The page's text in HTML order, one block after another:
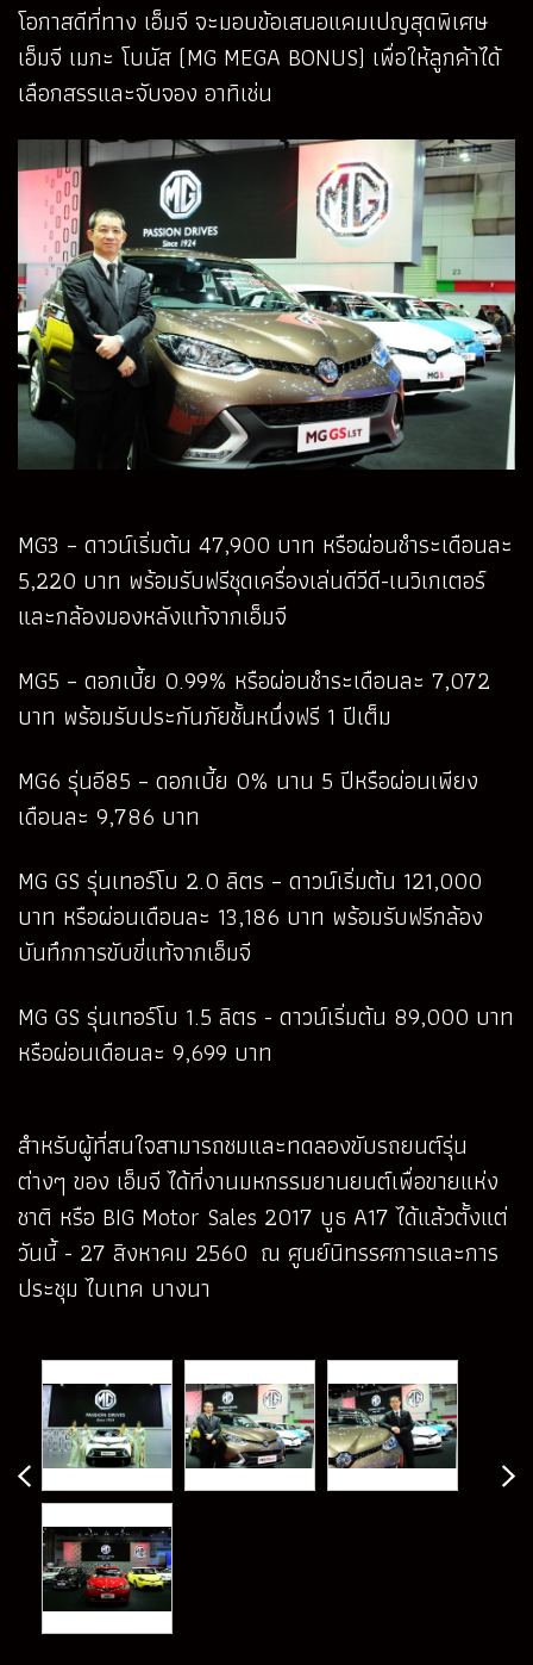
โอกาสดีที่ทาง เอ็มจี จะมอบข้อเสนอแคมเปญสุดพิเศษ
เอ็มจี เมกะ โบนัส (MG MEGA BONUS) เพื่อให้ลูกค้าได้
เลือกสรรและจับจอง อาทิเช่น
MG3 – ดาวน์เริ่มต้น 47,900 บาท หรือผ่อนชำระเดือนละ
5,220 บาท พร้อมรับฟรีชุดเครื่องเล่นดีวีดี-เนวิเกเตอร์
และกล้องมองหลังแท้จากเอ็มจี
MG5 – ดอกเบี้ย 0.99% หรือผ่อนชำระเดือนละ 7,072
บาท พร้อมรับประกันภัยชั้นหนึ่งฟรี 1 ปีเต็ม
MG6 รุ่นอี85 – ดอกเบี้ย 0% นาน 5 ปีหรือผ่อนเพียง
เดือนละ 9,786 บาท
MG GS รุ่นเทอร์โบ 2.0 ลิตร – ดาวน์เริ่มต้น 121,000
บาท หรือผ่อนเดือนละ 13,186 บาท พร้อมรับฟรีกล้อง
บันทึกการขับขี่แท้จากเอ็มจี
MG GS รุ่นเทอร์โบ 1.5 ลิตร - ดาวน์เริ่มต้น 89,000 บาท
หรือผ่อนเดือนละ 9,699 บาท
สำหรับผู้ที่สนใจสามารถชมและทดลองขับรถยนต์รุ่น
ต่างๆ ของ เอ็มจี ได้ที่งานมหกรรมยานยนต์เพื่อขายแห่ง
ชาติ หรือ BIG Motor Sales 2017 บูธ A17 ได้แล้วตั้งแต่
วันนี้ - 27 สิงหาคม 2560 ณ ศูนย์นิทรรศการและการ
ประชุม ไบเทค บางนา